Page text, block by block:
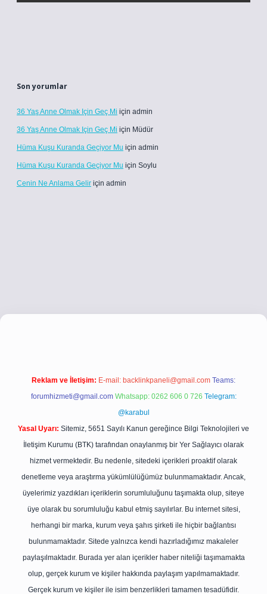
Son yorumlar
36 Yaş Anne Olmak Için Geç Mi için admin
36 Yaş Anne Olmak Için Geç Mi için Müdür
Hüma Kuşu Kuranda Geçiyor Mu için admin
Hüma Kuşu Kuranda Geçiyor Mu için Soylu
Cenin Ne Anlama Gelir için admin
https://www.betexper.xyz/betci.cobetci girişbetci girişhiltonbet
Reklam ve İletişim: E-mail: backlinkpaneli@gmail.com Teams:
forumhizmeti@gmail.com Whatsapp: 0262 606 0 726 Telegram:
@karabul
Yasal Uyarı: Sitemiz, 5651 Sayılı Kanun gereğince Bilgi Teknolojileri ve
İletişim Kurumu (BTK) tarafından onaylanmış bir Yer Sağlayıcı olarak
hizmet vermektedir. Bu nedenle, sitedeki içerikleri proaktif olarak
denetleme veya araştırma yükümlülüğümüz bulunmamaktadır. Ancak,
üyelerimiz yazdıkları içeriklerin sorumluluğunu taşımakta olup, siteye
üye olarak bu sorumluluğu kabul etmiş sayılırlar. Bu internet sitesi,
herhangi bir marka, kurum veya şahıs şirketi ile hiçbir bağlantısı
bulunmamaktadır. Sitede yalnızca kendi hazırladığımız makaleler
paylaşılmaktadır. Burada yer alan içerikler haber niteliği taşımamakta
olup, gerçek kurum ve kişiler hakkında paylaşım yapılmamaktadır.
Gerçek kurum ve kişiler ile isim benzerlikleri tamamen tesadüfidir.